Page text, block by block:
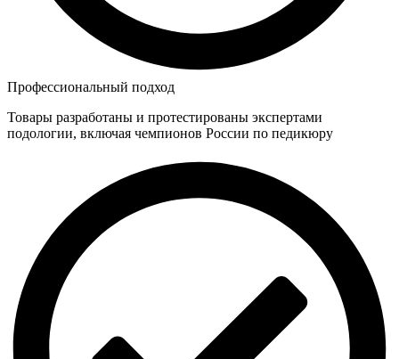
Профессиональный подход
Товары разработаны и протестированы экспертами
подологии, включая чемпионов России по педикюру